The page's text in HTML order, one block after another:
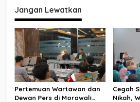
g
a
s
i
p
o
s
Jangan Lewatkan
Pertemuan Wartawan dan
Dewan Pers di Morowali
Cegah
Nikah,